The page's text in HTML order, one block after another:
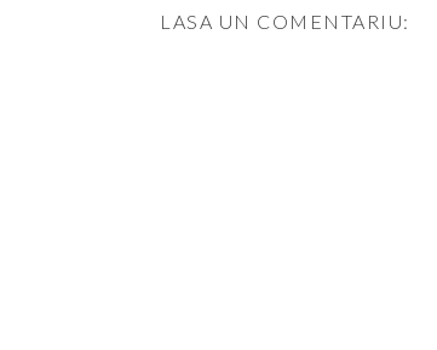
LASA UN COMENTARIU: